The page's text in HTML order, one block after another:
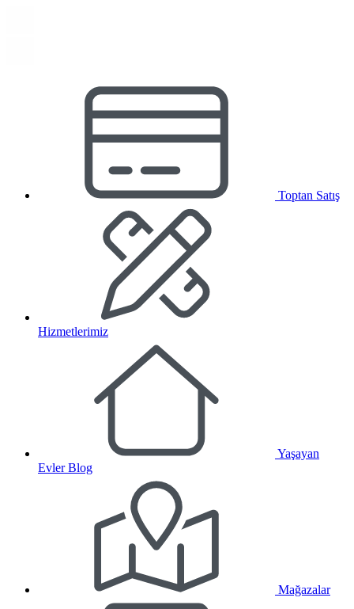
Toptan Satış
Hizmetlerimiz
Yaşayan
Evler Blog
Mağazalar